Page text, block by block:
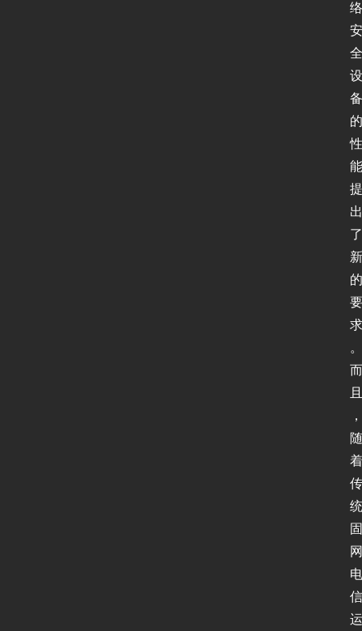
络
安
全
设
备
的
性
能
提
出
了
新
的
要
求
。
而
且
，
随
着
传
统
固
网
电
信
运